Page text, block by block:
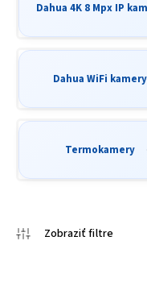
Dahua 4K 8 Mpx IP
Dahua WiFi kamery
Termokamery